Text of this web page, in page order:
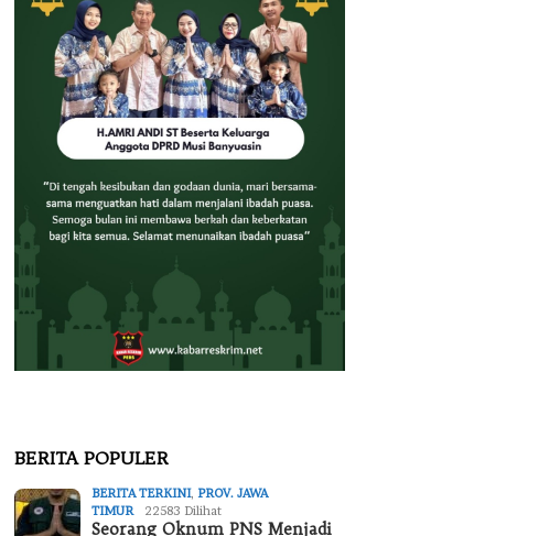
BERITA POPULER
BERITA TERKINI,PROV. JAWA
TIMUR
22583 Dilihat
Seorang Oknum PNS Menjadi